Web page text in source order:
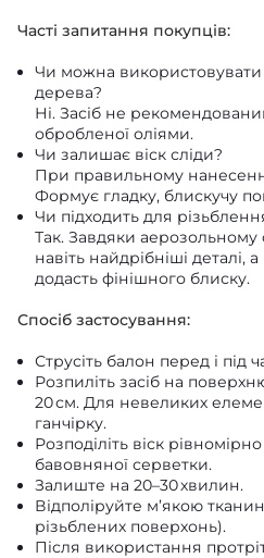
Часті запитання покупців:
Чи можна використовувати
дерева?
Ні. Засіб не
обробленої оліями.
Чи залишає віск сліди?
При правильному
Формує гладку, блискучу
Чи підходить для
Так. Завдяки
навіть найдрібніші деталі,
додасть фінішного блиску.
Спосіб застосування:
Струсіть балон перед і під
Розпиліть засіб на
20 см. Для невеликих
ганчірку.
Розподіліть віск
бавовняної серветки.
Залиште на 20–30 хвилин.
Відполіруйте м’якою
різьблених поверхонь).
Після використання